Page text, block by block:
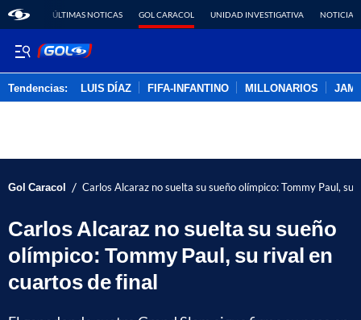
ÚLTIMAS NOTICAS GOL CARACOL UNIDAD INVESTIGATIVA NOTICIAS
Tendencias: LUIS DÍAZ FIFA-INFANTINO MILLONARIOS
Gol Caracol / Carlos Alcaraz no suelta su sueño olímpico: Tommy Paul, su
Carlos Alcaraz no suelta su sueño
olímpico: Tommy Paul, su rival en
cuartos de final